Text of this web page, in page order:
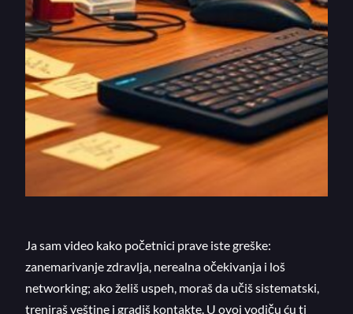
Ja sam video kako početnici prave iste greške:
zanemarivanje zdravlja, nerealna očekivanja i loš
networking; ako želiš uspeh, moraš da učiš sistematski,
treniraš veštine i gradiš kontakte. U ovoj vodiču ću ti